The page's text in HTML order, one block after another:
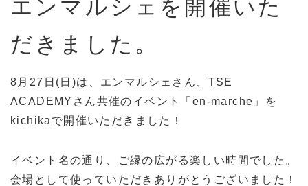
エンマルシェを開催いた
だきました。
8月27日(日)は、エンマルシェさん、TSE
ACADEMYさん共催のイベント「en-marche」を
kichikaで開催いただきました！
イベント名の通り、ご縁の広がる楽しい時間でした。
会場として使っていただきありがとうございました！